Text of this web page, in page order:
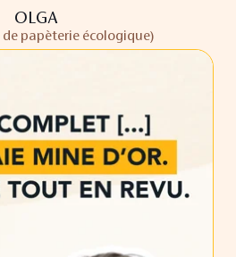
OLGA
papèterie écologique)